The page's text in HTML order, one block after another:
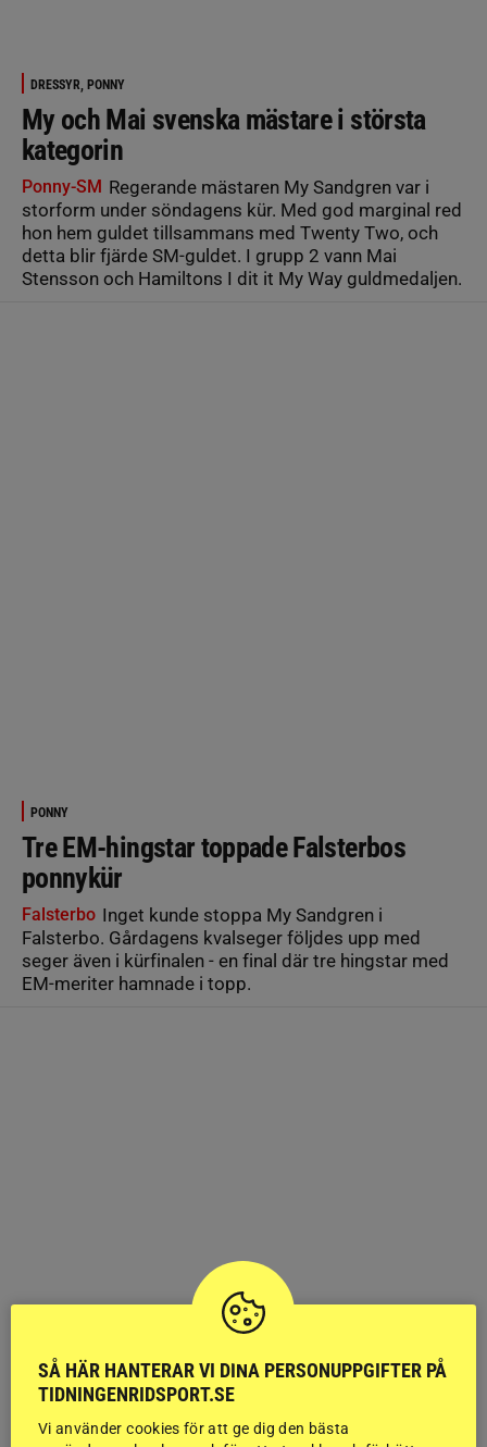
DRESSYR, PONNY
My och Mai svenska mästare i största
kategorin
Ponny-SM Regerande mästaren My Sandgren var i
storform under söndagens kür. Med god marginal red
hon hem guldet tillsammans med Twenty Two, och
detta blir fjärde SM-guldet. I grupp 2 vann Mai
Stensson och Hamiltons I dit it My Way guldmedaljen.
PONNY
Tre EM-hingstar toppade Falsterbos
ponnykür
Falsterbo Inget kunde stoppa My Sandgren i
Falsterbo. Gårdagens kvalseger följdes upp med
seger även i kürfinalen - en final där tre hingstar med
EM-meriter hamnade i topp.
SÅ HÄR HANTERAR VI DINA PERSONUPPGIFTER PÅ
TIDNINGENRIDSPORT.SE
Vi använder cookies för att ge dig den bästa